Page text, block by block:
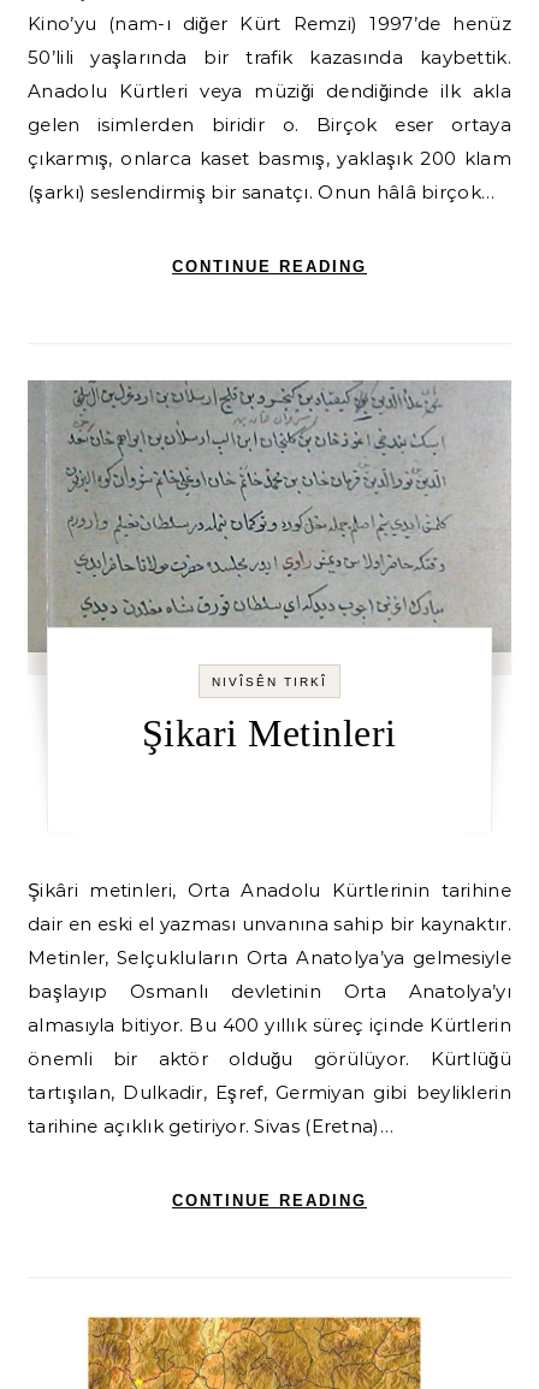
Kino’yu (nam-ı diğer Kürt Remzi) 1997’de henüz
50’lili yaşlarında bir trafik kazasında kaybettik.
Anadolu Kürtleri veya müziği dendiğinde ilk akla
gelen isimlerden biridir o. Birçok eser ortaya
çıkarmış, onlarca kaset basmış, yaklaşık 200 klam
(şarkı) seslendirmiş bir sanatçı. Onun hâlâ birçok…
CONTINUE READING
NIVÎSÊN TIRKÎ
Şikari Metinleri
Şikâri metinleri, Orta Anadolu Kürtlerinin tarihine
dair en eski el yazması unvanına sahip bir kaynaktır.
Metinler, Selçukluların Orta Anatolya’ya gelmesiyle
başlayıp Osmanlı devletinin Orta Anatolya’yı
almasıyla bitiyor. Bu 400 yıllık süreç içinde Kürtlerin
önemli bir aktör olduğu görülüyor. Kürtlüğü
tartışılan, Dulkadir, Eşref, Germiyan gibi beyliklerin
tarihine açıklık getiriyor. Sivas (Eretna)…
CONTINUE READING